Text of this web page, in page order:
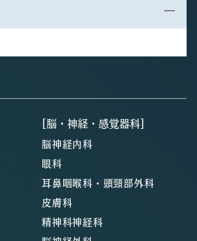
[脳・神経・感覚器科]
脳神経内科
眼科
耳鼻咽喉科・頭頸部外科
皮膚科
精神科神経科